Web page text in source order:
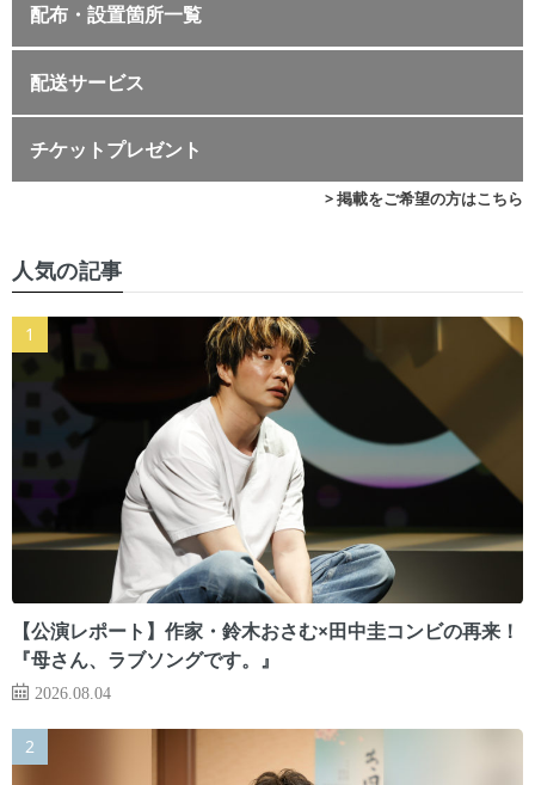
配布・設置箇所一覧
配送サービス
チケットプレゼント
> 掲載をご希望の方はこちら
人気の記事
【公演レポート】作家・鈴木おさむ×田中圭コンビの再来！
『母さん、ラブソングです。』
2026.08.04